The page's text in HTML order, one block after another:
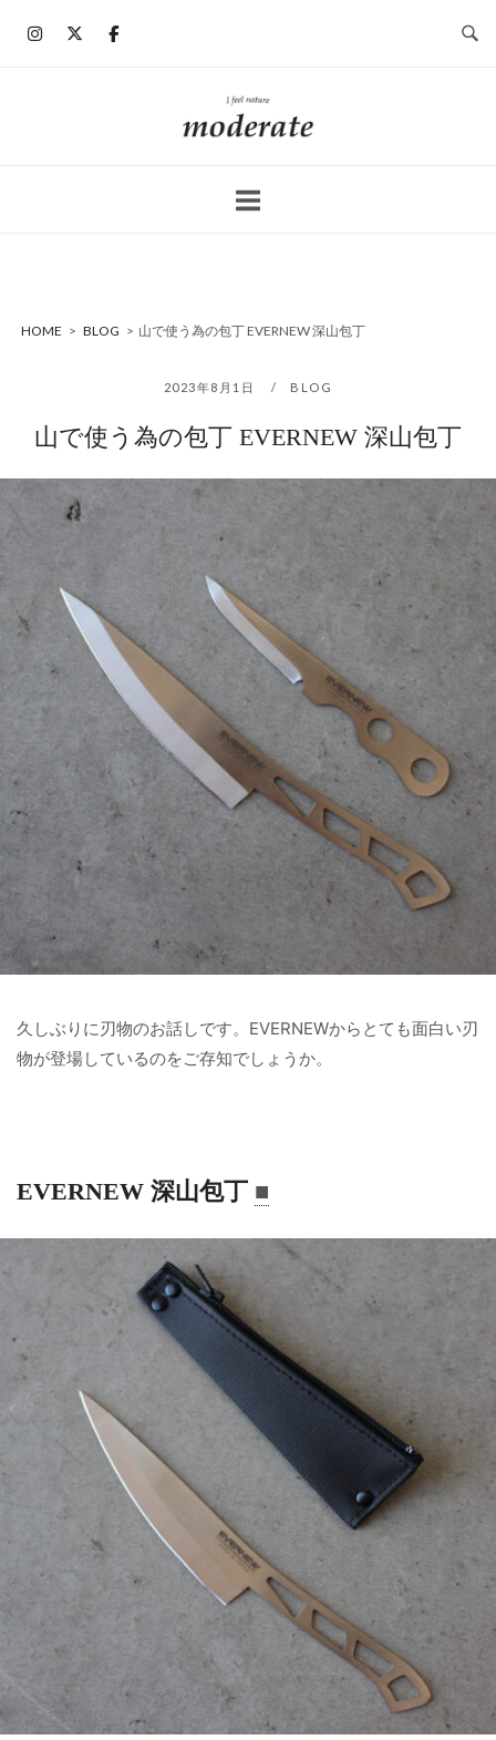
ホ
ー
HOME > BLOG > 山で使う為の包丁 EVERNEW 深山包丁
2023年8月1日 BLOG
山で使う為の包丁 EVERNEW 深山包丁
久しぶりに刃物のお話しです。EVERNEWからとても面白い刃
物が登場しているのをご存知でしょうか。
EVERNEW 深山包丁 ■